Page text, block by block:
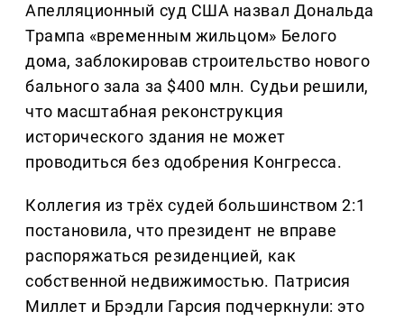
Апелляционный суд США назвал Дональда
Трампа «временным жильцом» Белого
дома, заблокировав строительство нового
бального зала за $400 млн. Судьи решили,
что масштабная реконструкция
исторического здания не может
проводиться без одобрения Конгресса.
Коллегия из трёх судей большинством 2:1
постановила, что президент не вправе
распоряжаться резиденцией, как
собственной недвижимостью. Патрисия
Миллет и Брэдли Гарсия подчеркнули: это